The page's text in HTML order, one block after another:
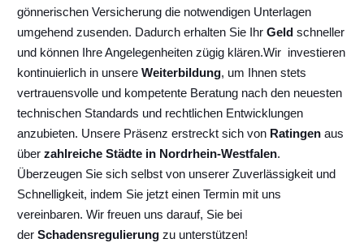
gönnerischen Versicherung die notwendigen Unterlagen
umgehend zusenden. Dadurch erhalten Sie Ihr Geld schneller
und können Ihre Angelegenheiten zügig klären.Wir investieren
kontinuierlich in unsere Weiterbildung, um Ihnen stets
vertrauensvolle und kompetente Beratung nach den neuesten
technischen Standards und rechtlichen Entwicklungen
anzubieten. Unsere Präsenz erstreckt sich von Ratingen aus
über zahlreiche Städte in Nordrhein-Westfalen.
Überzeugen Sie sich selbst von unserer Zuverlässigkeit und
Schnelligkeit, indem Sie jetzt einen Termin mit uns
vereinbaren. Wir freuen uns darauf, Sie bei
der Schadensregulierung zu unterstützen!